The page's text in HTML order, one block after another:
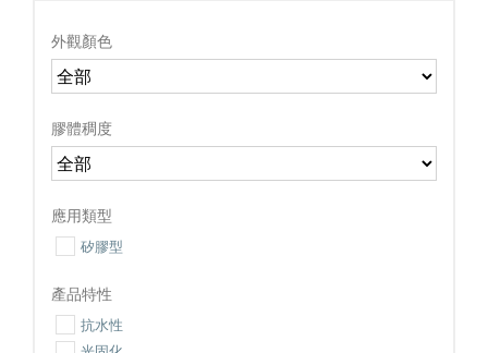
外觀顏色
膠體稠度
應用類型
矽膠型
產品特性
抗水性